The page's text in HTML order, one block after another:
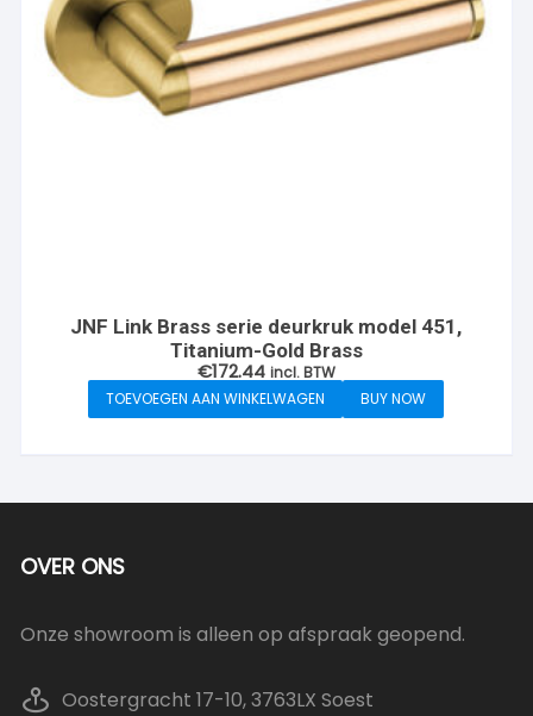
JNF Link Brass serie deurkruk model 451,
Titanium-Gold Brass
€172.44 incl. BTW
TOEVOEGEN AAN WINKELWAGEN
BUY NOW
OVER ONS
Onze showroom is alleen op afspraak geopend.
Oostergracht 17-10, 3763LX Soest